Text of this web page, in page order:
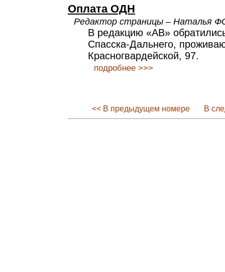
Оплата ОДН
Редактор страницы – Наталья
В редакцию «АВ»
Спасска-Дальнего,
Красногвардейской, 97.
подробнее >>>
<< В предыдущем номере В